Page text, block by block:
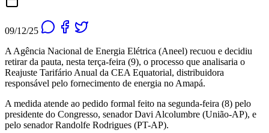
09/12/25
A Agência Nacional de Energia Elétrica (Aneel) recuou e decidiu
retirar da pauta, nesta terça-feira (9), o processo que analisaria o
Reajuste Tarifário Anual da CEA Equatorial, distribuidora
responsável pelo fornecimento de energia no Amapá.
A medida atende ao pedido formal feito na segunda-feira (8) pelo
presidente do Congresso, senador Davi Alcolumbre (União-AP), e
pelo senador Randolfe Rodrigues (PT-AP).